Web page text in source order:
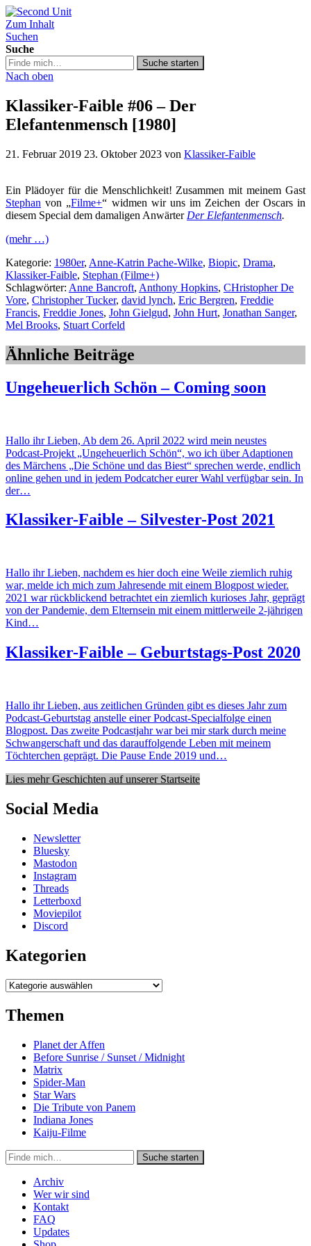
Second Unit
Zum Inhalt
Suchen
Suche
Suche
in
podcast.de/
Suche starten
Nach oben
Klassiker-Faible #06 – Der
Elefantenmensch [1980]
21. Februar 2019 23. Oktober 2023 von Klassiker-Faible
Ein Plädoyer für die Menschlichkeit! Zusammen mit meinem Gast
Stephan von „Filme+“ widmen wir uns im Zeichen der Oscars in
diesem Special dem damaligen Anwärter Der Elefantenmensch.
(mehr …)
Kategorie: 1980er, Anne-Katrin Pache-Wilke, Biopic, Drama,
Klassiker-Faible, Stephan (Filme+)
Schlagwörter: Anne Bancroft, Anthony Hopkins, CHristopher De
Vore, Christopher Tucker, david lynch, Eric Bergren, Freddie
Francis, Freddie Jones, John Gielgud, John Hurt, Jonathan Sanger,
Mel Brooks, Stuart Corfeld
Ähnliche Beiträge
Ungeheuerlich Schön – Coming soon
Hallo ihr Lieben, Ab dem 26. April 2022 wird mein neustes
Podcast-Projekt „Ungeheuerlich Schön“, wo ich über Adaptionen
des Märchens „Die Schöne und das Biest“ sprechen werde, endlich
online gehen und in jedem Podcatcher eurer Wahl verfügbar sein. In
der…
Klassiker-Faible – Silvester-Post 2021
Hallo ihr Lieben, nachdem es hier doch eine Weile ziemlich ruhig
war, melde ich mich zum Jahresende mit einem Blogpost wieder.
2021 war rückblickend betrachtet ein ziemlich kurioses Jahr, geprägt
von der Pandemie, dem Elternsein mit einem mittlerweile 2-jährigen
Kind…
Klassiker-Faible – Geburtstags-Post 2020
Hallo ihr Lieben, aus zeitlichen Gründen gibt es dieses Jahr zum
Podcast-Geburtstag anstelle einer Podcast-Specialfolge einen
Blogpost. Das zweite Podcastjahr war bei mir stark durch meine
Schwangerschaft und das darauffolgende Leben mit meinem
Töchterchen geprägt. Die Pause Ende 2019 und…
Lies mehr Geschichten auf unserer Startseite
Social Media
Newsletter
Bluesky
Mastodon
Instagram
Threads
Letterboxd
Moviepilot
Discord
Kategorien
Kategorien
Themen
Planet der Affen
Before Sunrise / Sunset / Midnight
Matrix
Spider-Man
Star Wars
Die Tribute von Panem
Indiana Jones
Kaiju-Filme
Suche
in
https://secondunit-
podcast.de/
Suche starten
Archiv
Wer wir sind
Kontakt
FAQ
Updates